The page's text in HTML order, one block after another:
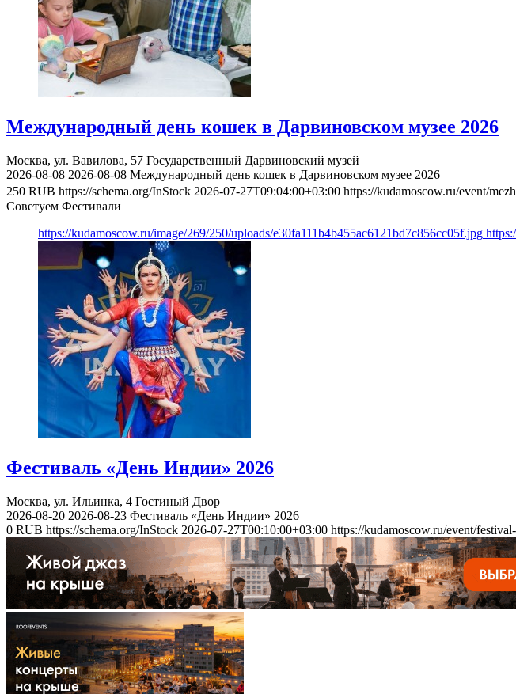
Международный день кошек в Дарвиновском музее 2026
Москва, ул. Вавилова, 57 Государственный Дарвиновский музей
2026-08-08 2026-08-08 Международный день кошек в Дарвиновском музее 2026
250 RUB https://schema.org/InStock 2026-07-27T09:04:00+03:00 https://kudamoscow.ru/event/
Советуем Фестивали
https://kudamoscow.ru/image/269/250/uploads/e30fa111b4b455ac6121bd7c856cc05f.jpg
Фестиваль «День Индии» 2026
Москва, ул. Ильинка, 4 Гостиный Двор
2026-08-20 2026-08-23 Фестиваль «День Индии» 2026
0 RUB https://schema.org/InStock 2026-07-27T00:10:00+03:00 https://kudamoscow.ru/event/